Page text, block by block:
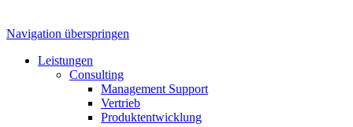
Navigation überspringen
Leistungen
Consulting
Management Support
Vertrieb
Produktentwicklung